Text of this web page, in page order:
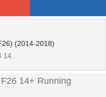
(2014-2018)
14+ Running